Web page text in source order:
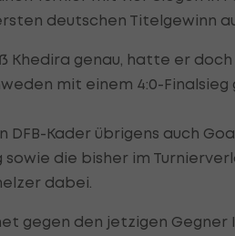
deutschen Titelgewinn
Khedira genau, hatte er doch
mit einem 4:0-Finalsieg
DFB-Kader übrigens auch
sowie die bisher im
dabei.
gegen den jetzigen